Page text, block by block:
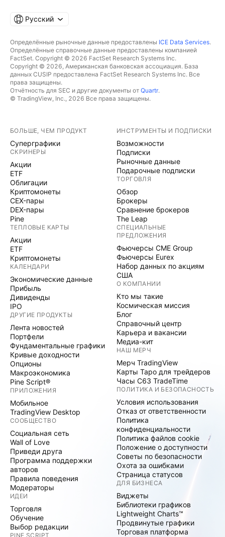
Русский
Определённые рыночные данные предоставлены ICE Data Services.
Определённые справочные данные предоставлены компанией
FactSet. Copyright © 2026 FactSet Research Systems Inc.
Copyright © 2026, Американская банковская ассоциация. База
данных CUSIP предоставлена FactSet Research Systems Inc. Все
права защищены.
Отчётность для SEC и другие документы от Quartr.
© TradingView, Inc., 2026 Все права защищены.
БОЛЬШЕ, ЧЕМ ПРОДУКТ
Суперграфики
СКРИНЕРЫ
Акции
ETF
Облигации
Криптомонеты
CEX-пары
DEX-пары
Pine
ТЕПЛОВЫЕ КАРТЫ
Акции
ETF
Криптомонеты
КАЛЕНДАРИ
Экономические данные
Прибыль
Дивиденды
IPO
ДРУГИЕ ПРОДУКТЫ
Лента новостей
Портфели
Фундаментальные графики
Кривые доходности
Опционы
Макроэкономика
Pine Script®
ПРИЛОЖЕНИЯ
Мобильное
TradingView Desktop
СООБЩЕСТВО
Социальная сеть
Wall of Love
Приведи друга
Программа поддержки
авторов
Правила поведения
Модераторы
ИДЕИ
Торговля
Обучение
Выбор редакции
PINE SCRIPT
ИНСТРУМЕНТЫ И ПОДПИСКИ
Возможности
Подписки
Рыночные данные
Подарочные подписки
ТОРГОВЛЯ
Обзор
Брокеры
Сравнение брокеров
The Leap
СПЕЦИАЛЬНЫЕ
ПРЕДЛОЖЕНИЯ
Фьючерсы CME Group
Фьючерсы Eurex
Набор данных по акциям
США
О КОМПАНИИ
Кто мы такие
Космическая миссия
Блог
Справочный центр
Карьера и вакансии
Медиа-кит
НАШ МЕРЧ
Мерч TradingView
Карты Таро для трейдеров
Часы C63 TradeTime
ПОЛИТИКА И БЕЗОПАСНОСТЬ
Условия использования
Отказ от ответственности
Политика
конфиденциальности
Политика файлов cookie
Положение о доступности
Советы по безопасности
Охота за ошибками
Страница статусов
ДЛЯ БИЗНЕСА
Виджеты
Библиотеки графиков
Lightweight Charts™
Продвинутые графики
Торговая платформа